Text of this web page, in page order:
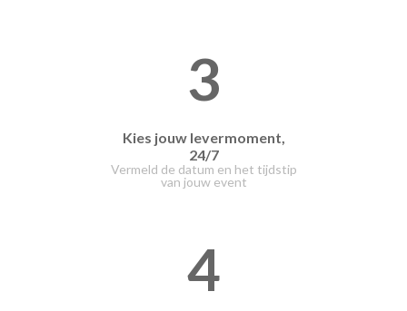
3
Kies jouw levermoment,
24/7
Vermeld de datum en het tijdstip
van jouw event
4